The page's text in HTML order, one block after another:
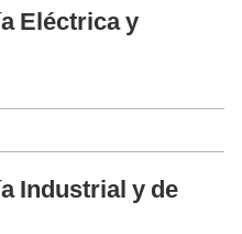
Eléctrica y
Industrial y de